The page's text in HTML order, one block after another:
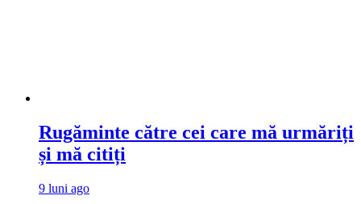
Rugăminte către cei care mă urmăriți
și mă citiți
9 luni ago